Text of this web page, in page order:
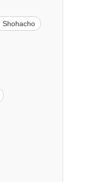
Shohacho